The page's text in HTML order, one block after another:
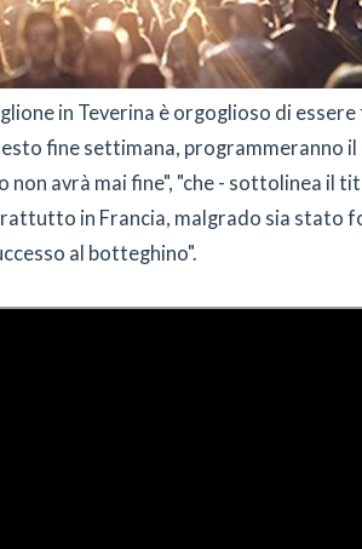
in Teverina è orgoglioso di essere
fine settimana, programmeranno
non avrà mai fine", "che - sottolinea il
in Francia, malgrado sia stato
al botteghino".